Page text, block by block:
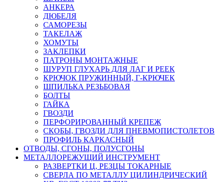
АНКЕРА
ДЮБЕЛЯ
САМОРЕЗЫ
ТАКЕЛАЖ
ХОМУТЫ
ЗАКЛЕПКИ
ПАТРОНЫ МОНТАЖНЫЕ
ШУРУП ГЛУХАРЬ ДЛЯ ЛАГ И РЕЕК
КРЮЧОК ПРУЖИННЫЙ, Г-КРЮЧЕК
ШПИЛЬКА РЕЗЬБОВАЯ
БОЛТЫ
ГАЙКА
ГВОЗДИ
ПЕРФОРИРОВАННЫЙ КРЕПЕЖ
СКОБЫ, ГВОЗДИ ДЛЯ ПНЕВМОПИСТОЛЕТОВ
ПРОФИЛЬ КАРКАСНЫЙ
ОТВОДЫ, СГОНЫ, ПОЛУСГОНЫ
МЕТАЛЛОРЕЖУЩИЙ ИНСТРУМЕНТ
РАЗВЕРТКИ Ц, РЕЗЦЫ ТОКАРНЫЕ
СВЕРЛА ПО МЕТАЛЛУ ЦИЛИНДРИЧЕСКИЙ